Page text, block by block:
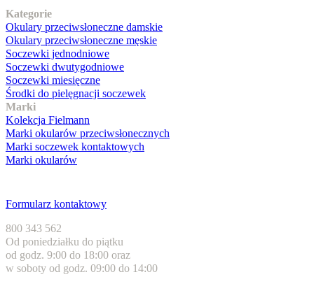
Kategorie
Okulary przeciwsłoneczne damskie
Okulary przeciwsłoneczne męskie
Soczewki jednodniowe
Soczewki dwutygodniowe
Soczewki miesięczne
Środki do pielęgnacji soczewek
Marki
Kolekcja Fielmann
Marki okularów przeciwsłonecznych
Marki soczewek kontaktowych
Marki okularów
Formularz kontaktowy
800 343 562
Od poniedziałku do piątku
od godz. 9:00 do 18:00 oraz
w soboty od godz. 09:00 do 14:00